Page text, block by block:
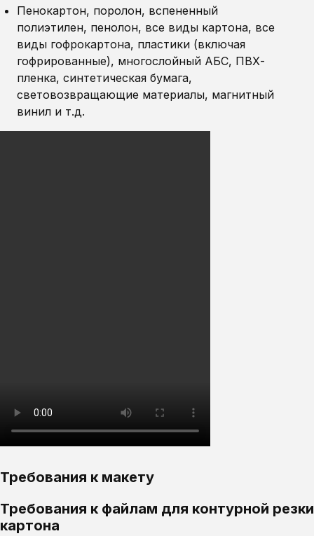
Пенокартон, поролон, вспененный
полиэтилен, пенолон, все виды картона, все
виды гофрокартона, пластики (включая
гофрированные), многослойный АБС, ПВХ-
пленка, синтетическая бумага,
световозвращающие материалы, магнитный
винил и т.д.
Требования к макету
Требования к файлам для контурной резки
картона